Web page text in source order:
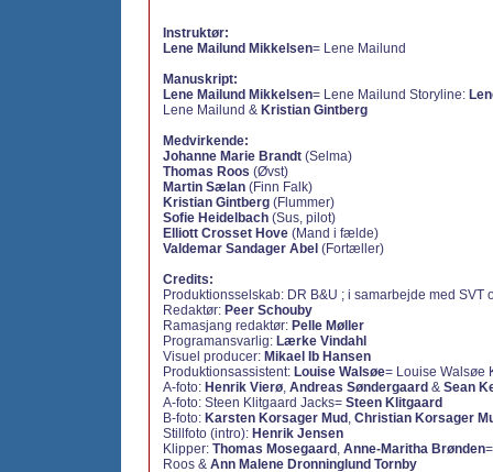
Instruktør:
Lene Mailund Mikkelsen= Lene Mailund
Manuskript:
Lene Mailund Mikkelsen= Lene Mailund Storyline:
Lene Mailund & Kristian Gintberg
Medvirkende:
Johanne Marie Brandt (Selma)
Thomas Roos (Øvst)
Martin Sælan (Finn Falk)
Kristian Gintberg (Flummer)
Sofie Heidelbach (Sus, pilot)
Elliott Crosset Hove (Mand i fælde)
Valdemar Sandager Abel (Fortæller)
Credits:
Produktionsselskab: DR B&U ; i samarbejde med SVT
Redaktør: Peer Schouby
Ramasjang redaktør: Pelle Møller
Programansvarlig: Lærke Vindahl
Visuel producer: Mikael Ib Hansen
Produktionsassistent: Louise Walsøe= Louise Walsøe
A-foto: Henrik Vierø, Andreas Søndergaard & Sean
A-foto: Steen Klitgaard Jacks= Steen Klitgaard
B-foto: Karsten Korsager Mud , Christian Korsager
Stillfoto (intro): Henrik Jensen
Klipper: Thomas Mosegaard , Anne-Maritha Brønden
Roos & Ann Malene Dronninglund Tornby